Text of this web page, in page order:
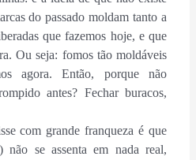
do passado moldam tanto a
que fazemos hoje, e que
Ou seja: fomos tão moldáveis
agora. Então, porque não
antes? Fechar buracos,
com grande franqueza é que
não se assenta em nada real,